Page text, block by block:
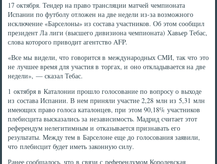
17 октября. Тендер на право трансляции матчей чемпионата
Испании по футболу отложен на две недели из-за возможного
исключение «Барселоны» из состава участников. Об этом сообщил
президент Ла лиги (высшего дивизиона чемпионата) Хавьер Тебас,
слова которого приводит агентство AFP.
«Все мы видели, что говорится в международных СМИ, так что это
не лучшее время для участия в торгах, и оно откладывается на две
недели», — сказал Тебас.
1 октября в Каталонии прошло голосование по вопросу о выходе
из состава Испании. В нем приняли участие 2,28 млн из 5,31 млн
имеющих право голоса каталонцев, при этом 90,18% участников
плебисцита высказались за независимость. Мадрид считает этот
референдум нелегитимным и отказывается признавать его
результаты. Между тем в Барселоне еще до голосования заявили,
что плебисцит будет иметь законную силу.
Ранее сообщалось, что в связи с референдумом Королевская